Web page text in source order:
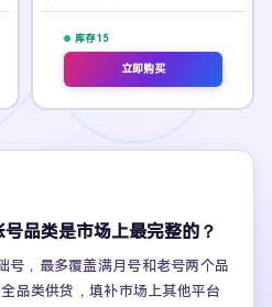
库存15
立即购买
品类是市场上最完整的？
号，最多覆盖满月号和老号两个品
品类供货，填补市场上其他平台